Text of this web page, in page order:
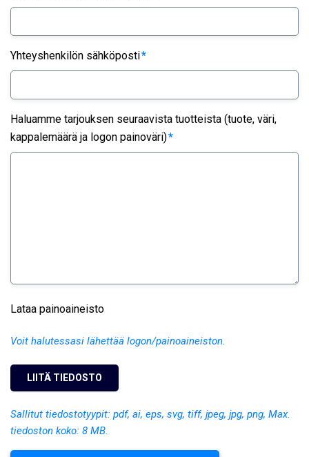
Yhteyshenkilön sähköposti*
Haluamme tarjouksen seuraavista tuotteista (tuote, väri,
kappalemäärä ja logon painoväri)*
Lataa painoaineisto
Voit halutessasi lähettää logon/painoaineiston.
Sallitut tiedostotyypit: pdf, ai, eps, svg, tiff, jpeg, jpg, png, Max.
tiedoston koko: 8 MB.